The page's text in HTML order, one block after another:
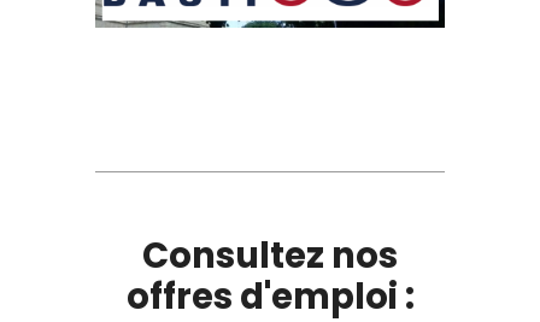
Consultez nos
offres d'emploi :